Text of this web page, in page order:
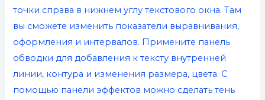
точки справа в нижнем углу текстового окна. Там
вы сможете изменить показатели выравнивания,
оформления и интервалов. Примените панель
обводки для добавления к тексту внутренней
линии, контура и изменения размера, цвета. С
помощью панели эффектов можно сделать тень